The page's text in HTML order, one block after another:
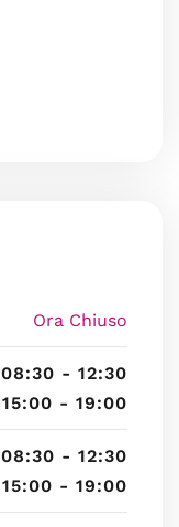
Ora Chiuso
08:30 - 12:30
15:00 - 19:00
08:30 - 12:30
15:00 - 19:00